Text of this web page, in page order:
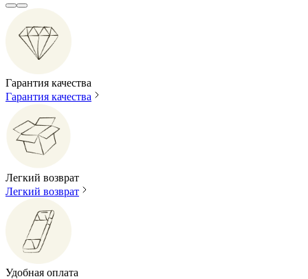
Гарантия качества
Гарантия качества
Легкий возврат
Легкий возврат
Удобная оплата